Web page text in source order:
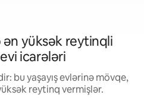
yüksək reytinqli
icarələri
bu yaşayış evlərinə mövqe,
reytinq vermişlər.